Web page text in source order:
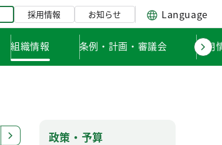
採用情報 お知らせ Language
組織情報 条例・計画・審議会 採用
東京都教育ビジョン（平成16年4月策定） 統
政策・予算